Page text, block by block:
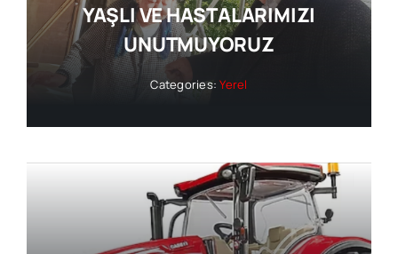
YAŞLI VE HASTALARIMIZI
UNUTMUYORUZ
Categories:Yerel